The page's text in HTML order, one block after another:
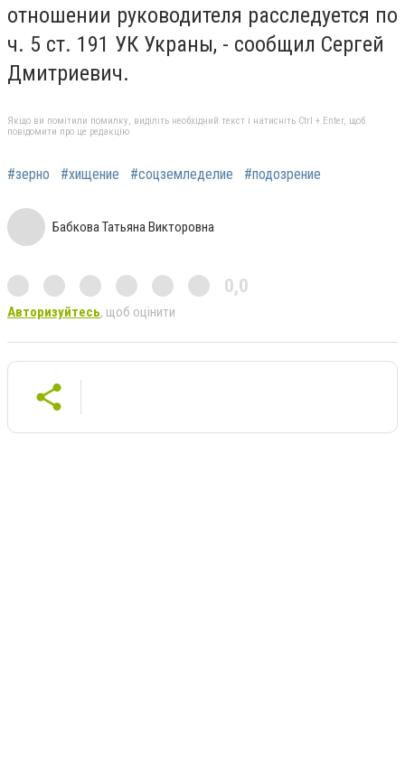
отношении руководителя расследуется по
ч. 5 ст. 191 УК Украны, - сообщил Сергей
Дмитриевич.
Якщо ви помітили помилку, виділіть необхідний текст і натисніть Ctrl + Enter, щоб
повідомити про це редакцію
#зерно #хищение #соцземледелие #подозрение
Бабкова Татьяна Викторовна
0,0
Авторизуйтесь, щоб оцінити